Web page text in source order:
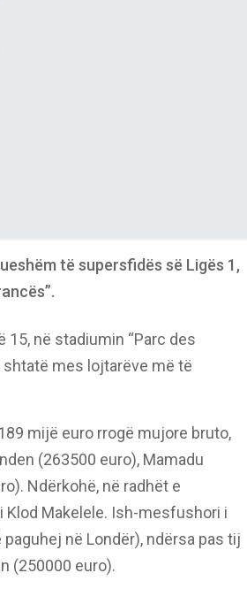
të supersfidës së Ligës 1,
15, në stadiumin “Parc des
shtatë mes lojtarëve më të
mijë euro rrogë mujore bruto,
(263500 euro), Mamadu
Ndërkohë, në radhët e
Makelele. Ish-mesfushori i
në Londër), ndërsa pas tij
(250000 euro).